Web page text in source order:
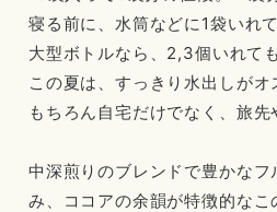
寝る前に、水筒などに1袋いれ
大型ボトルなら、2,3個いれて
この夏は、すっきり水出しがオ
もちろん自宅だけでなく、旅先
中深煎りのブレンドで豊かな
み、ココアの余韻が特徴的なこ